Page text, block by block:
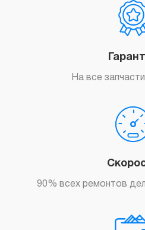
На все
90% всех ремонтов